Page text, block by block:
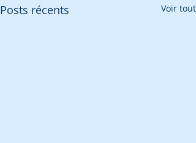
Posts récents Voir tout